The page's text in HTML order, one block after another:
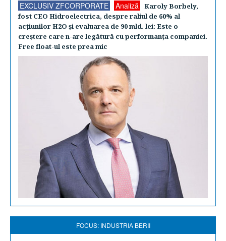
EXCLUSIV ZFCORPORATE Analiză
Karoly Borbely,
fost CEO Hidroelectrica, despre raliul de 60% al
acţiunilor H2O şi evaluarea de 90 mld. lei: Este o
creştere care n-are legătură cu performanţa companiei.
Free float-ul este prea mic
FOCUS: INDUSTRIA BERII